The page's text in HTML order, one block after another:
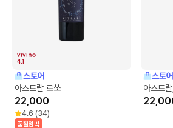
4.1
스토어
아스트랄 로쏘
22,000
4.6 (34)
품절임박
스토어
아스트